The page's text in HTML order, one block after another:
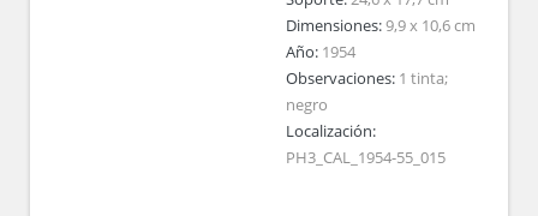
Dimensiones:9,9 x 10,6 cm
Año: 1954
Observaciones: 1 tinta;
negro
Localización:
PH3_CAL_1954-55_015